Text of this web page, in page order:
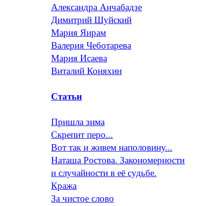
Александра Анчабадзе
Димитрий Шуйский
Мария Яирам
Валерия Чеботарева
Мария Исаева
Виталий Коняхин
Статьи
Пришла зима
Скрепит перо...
Вот так и живем наполовину...
Наташа Ростова. Закономерности
и случайности в её судьбе.
Кража
За чистое слово